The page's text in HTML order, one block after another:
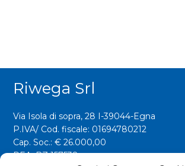
Riwega Srl
Via Isola di sopra, 28 I-39044-Egna
P.IVA/ Cod. fiscale: 01694780212
Cap. Soc.: € 26.000,00
REA: BZ 157538